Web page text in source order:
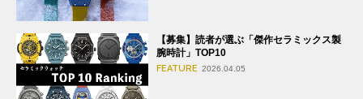
【募集】読者が選ぶ「傑作セラミックス製
腕時計」TOP10
FEATURE 2026.04.05